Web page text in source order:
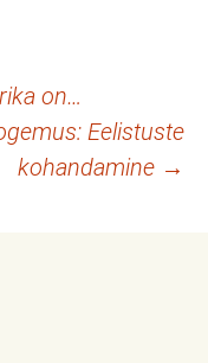
on…
Eelistuste
kohandamine →